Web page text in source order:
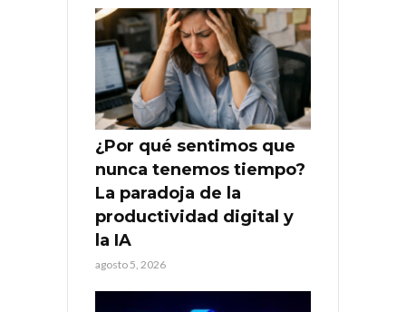
¿Por qué sentimos que
nunca tenemos tiempo?
La paradoja de la
productividad digital y
la IA
agosto 5, 2026